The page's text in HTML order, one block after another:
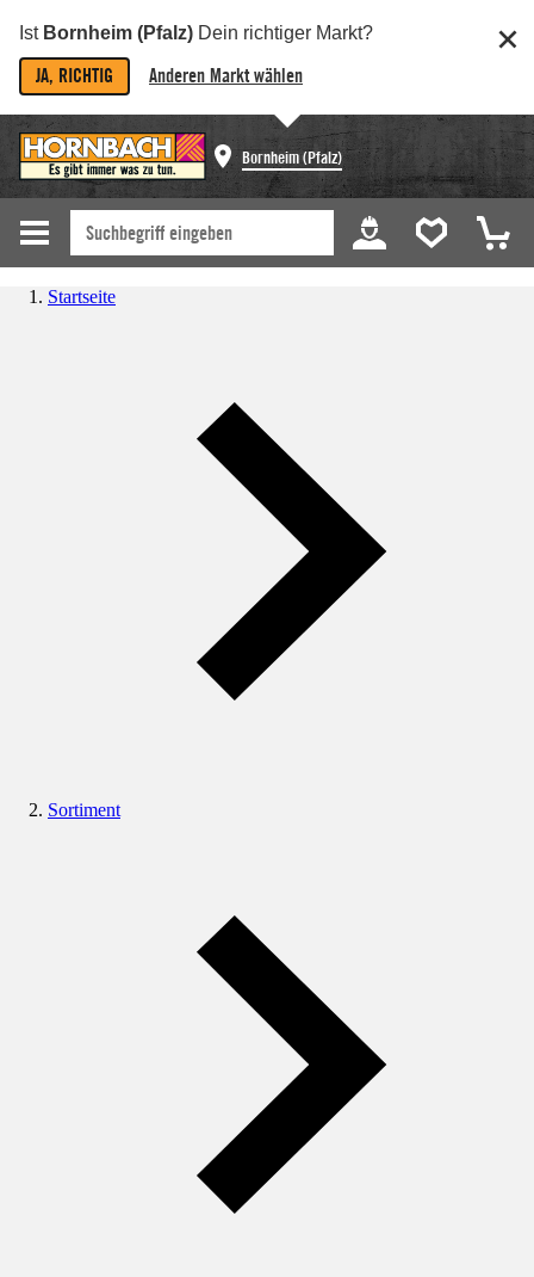
Ist Bornheim (Pfalz) Dein richtiger Markt?
JA, RICHTIG Anderen Markt wählen
Bornheim (Pfalz)
Startseite
Sortiment